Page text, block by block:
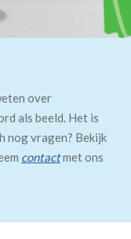
over
als beeld. Het is
nog vragen? Bekijk
contactmet ons